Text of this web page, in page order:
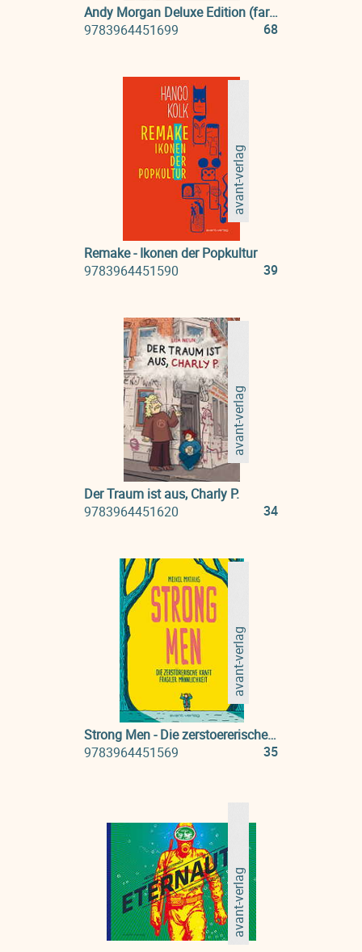
Andy Morgan Deluxe Edition (farbig) 01: Oase in Flammen & Das Gesetz des Taifuns
9783964451699
68
avant-verlag
Remake - Ikonen der Popkultur
9783964451590
39
avant-verlag
Der Traum ist aus, Charly P.
9783964451620
34
avant-verlag
Strong Men - Die zerstoererische Kraft fragiler Maennlichkeit
9783964451569
35
avant-verlag